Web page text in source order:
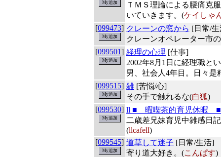
ＴＭＳ理論による腰痛克
いていきます。(ケイしゃ
[099473] クレーンの窓から [日常/
クレーンオペレーター市
[099501] 経理の心理 [仕事]
2002年8月1日に経理職と
男、社会人4年目。日々是
[099515] 雑 [苦悩/心]
その手で触れるな(白狐)
[099530] ll ■ 暇喫茶的育児休暇
二歳差兄妹育児中雑感日
(llcafell)
[099545] 道草して迷子 [日常/生活]
寄り道大好き。(こんぱす)